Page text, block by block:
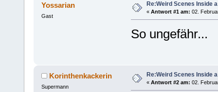
Yossarian
Gast
Re:Weird Scenes Inside
« Antwort #1 am: 02.
So ungefähr...
Korinthenkackerin
Supermann
Re:Weird Scenes Inside
« Antwort #2 am: 02.